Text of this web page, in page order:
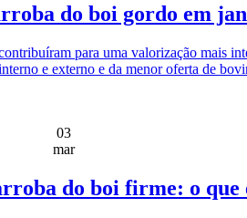
do boi gordo em
para uma valorização mais
e externo e da menor oferta de
03
mar
do boi firme: o que